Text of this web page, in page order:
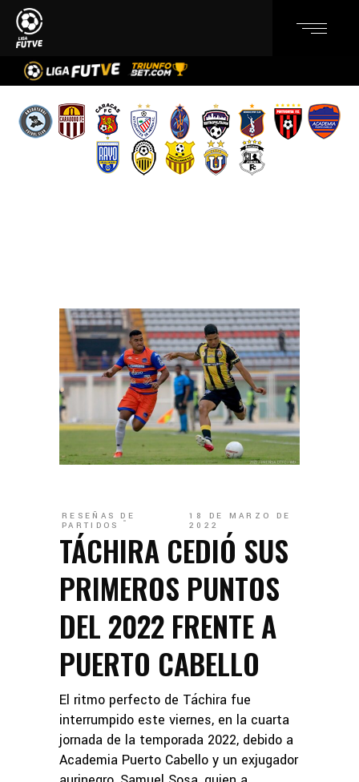
RESEÑAS DE
PARTIDOS
18 DE MARZO DE
2022
TÁCHIRA CEDIÓ SUS
PRIMEROS PUNTOS
DEL 2022 FRENTE A
PUERTO CABELLO
El ritmo perfecto de Táchira fue
interrumpido este viernes, en la cuarta
jornada de la temporada 2022, debido a
Academia Puerto Cabello y un exjugador